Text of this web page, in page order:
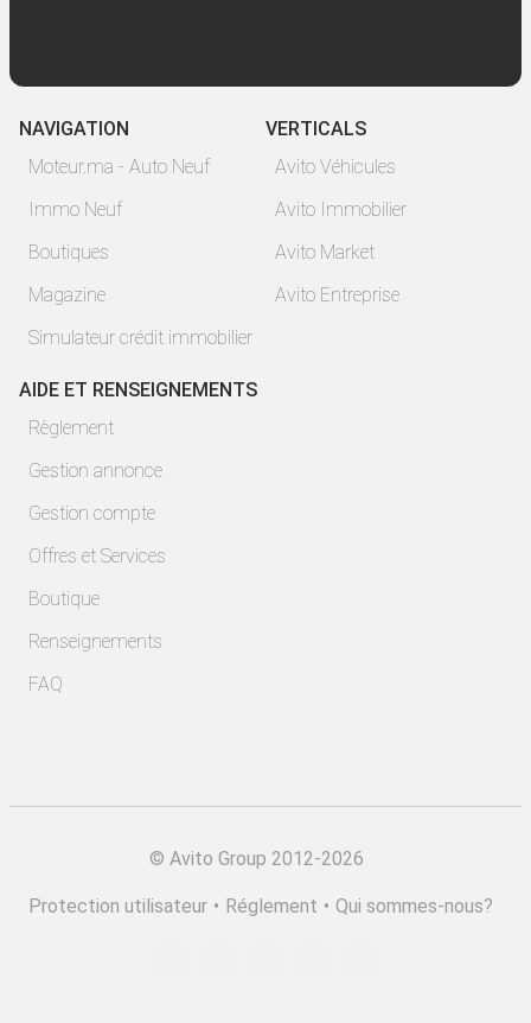
NAVIGATION
Moteur.ma - Auto Neuf
Immo Neuf
Boutiques
Magazine
Simulateur crédit immobilier
VERTICALS
Avito Véhicules
Avito Immobilier
Avito Market
Avito Entreprise
AIDE ET RENSEIGNEMENTS
Règlement
Gestion annonce
Gestion compte
Offres et Services
Boutique
Renseignements
FAQ
© Avito Group 2012-2026
Protection utilisateur • Réglement • Qui sommes-nous?